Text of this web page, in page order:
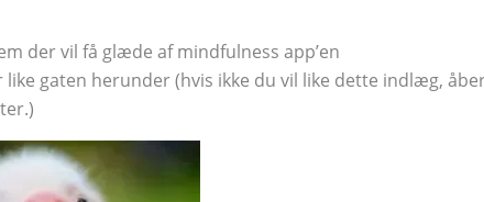
der vil få glæde af mindfulness app’en
gaten herunder (hvis ikke du vil like dette indlæg,